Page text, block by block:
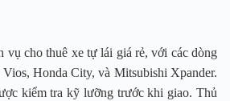
vụ cho thuê xe tự lái giá rẻ, với các dòng
Honda City, và Mitsubishi Xpander.
kiểm tra kỹ lưỡng trước khi giao. Thủ